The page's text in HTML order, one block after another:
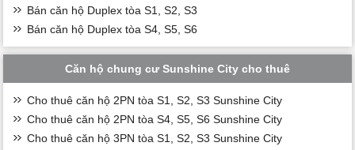
Bán căn hộ Duplex tòa S1, S2, S3
Bán căn hộ Duplex tòa S4, S5, S6
Căn hộ chung cư Sunshine City cho thuê
Cho thuê căn hộ 2PN tòa S1, S2, S3 Sunshine City
Cho thuê căn hộ 2PN tòa S4, S5, S6 Sunshine City
Cho thuê căn hộ 3PN tòa S1, S2, S3 Sunshine City